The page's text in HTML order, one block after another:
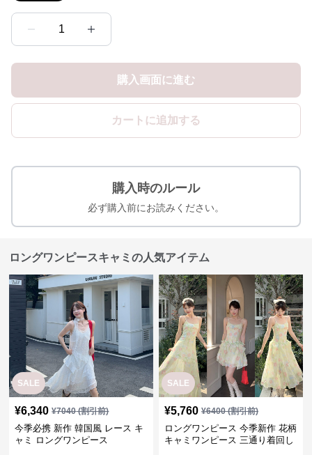
1
購入画面に進む
カートに追加する
購入時のルール
必ず購入前にお読みください。
ロングワンピースキャミの人気アイテム
SALE
¥6,340 ¥7040(割引前)
今季必携 新作 韓国風 レース キ
ャミ ロングワンピース
SALE
¥5,760 ¥6400(割引前)
ロングワンピース 今季新作 花柄
キャミワンピース 三通り着回し